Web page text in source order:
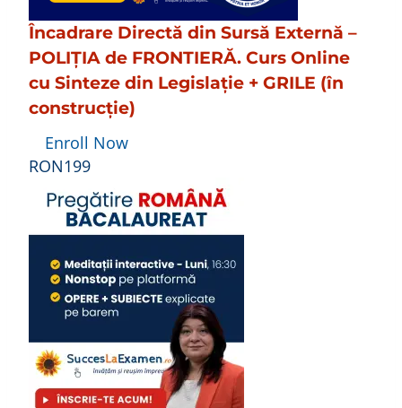
Încadrare Directă din Sursă Externă –
POLIȚIA de FRONTIERĂ. Curs Online
cu Sinteze din Legislație + GRILE (în
construcție)
Enroll Now
RON199